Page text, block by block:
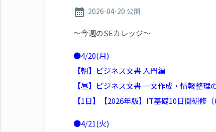
calendar_month 2026-04-20 公開
～今週のSEカレッジ～
●4/20(月)
【朝】ビジネス文書 入門編
【昼】ビジネス文書 一文作成・情報整理
【1日】【2026年版】IT基礎10日間研修
●4/21(火)